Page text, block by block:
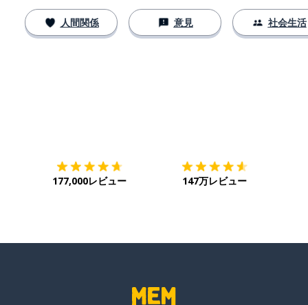
人間関係 意見 社会生活
177,000レビュー 147万レビュー